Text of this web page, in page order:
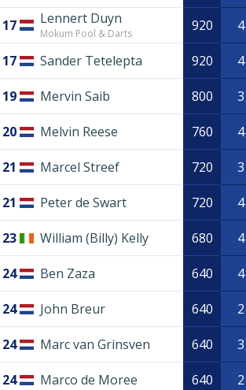
17 Lennert Duyn
Mokum Pool & Darts 920 4
17 Sander Tetelepta 920 4
19 Mervin Saib 800 3
20 Melvin Reese 760 4
21 Marcel Streef 720 3
21 Peter de Swart 720 4
23 William (Billy) Kelly 680 4
24 Ben Zaza 640 4
24 John Breur 640 2
24 Marc van Grinsven 640 3
24 Marco de Moree 640 2